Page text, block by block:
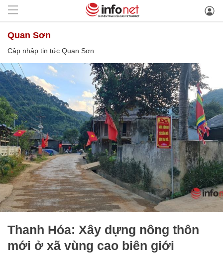
Quan Sơn
Cập nhập tin tức Quan Sơn
Thanh Hóa: Xây dựng nông thôn
mới ở xã vùng cao biên giới